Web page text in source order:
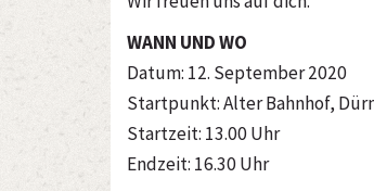
WANN UND WO
Datum: 12. September 2020
Startpunkt: Alter Bahnhof,
Startzeit: 13.00 Uhr
Endzeit: 16.30 Uhr